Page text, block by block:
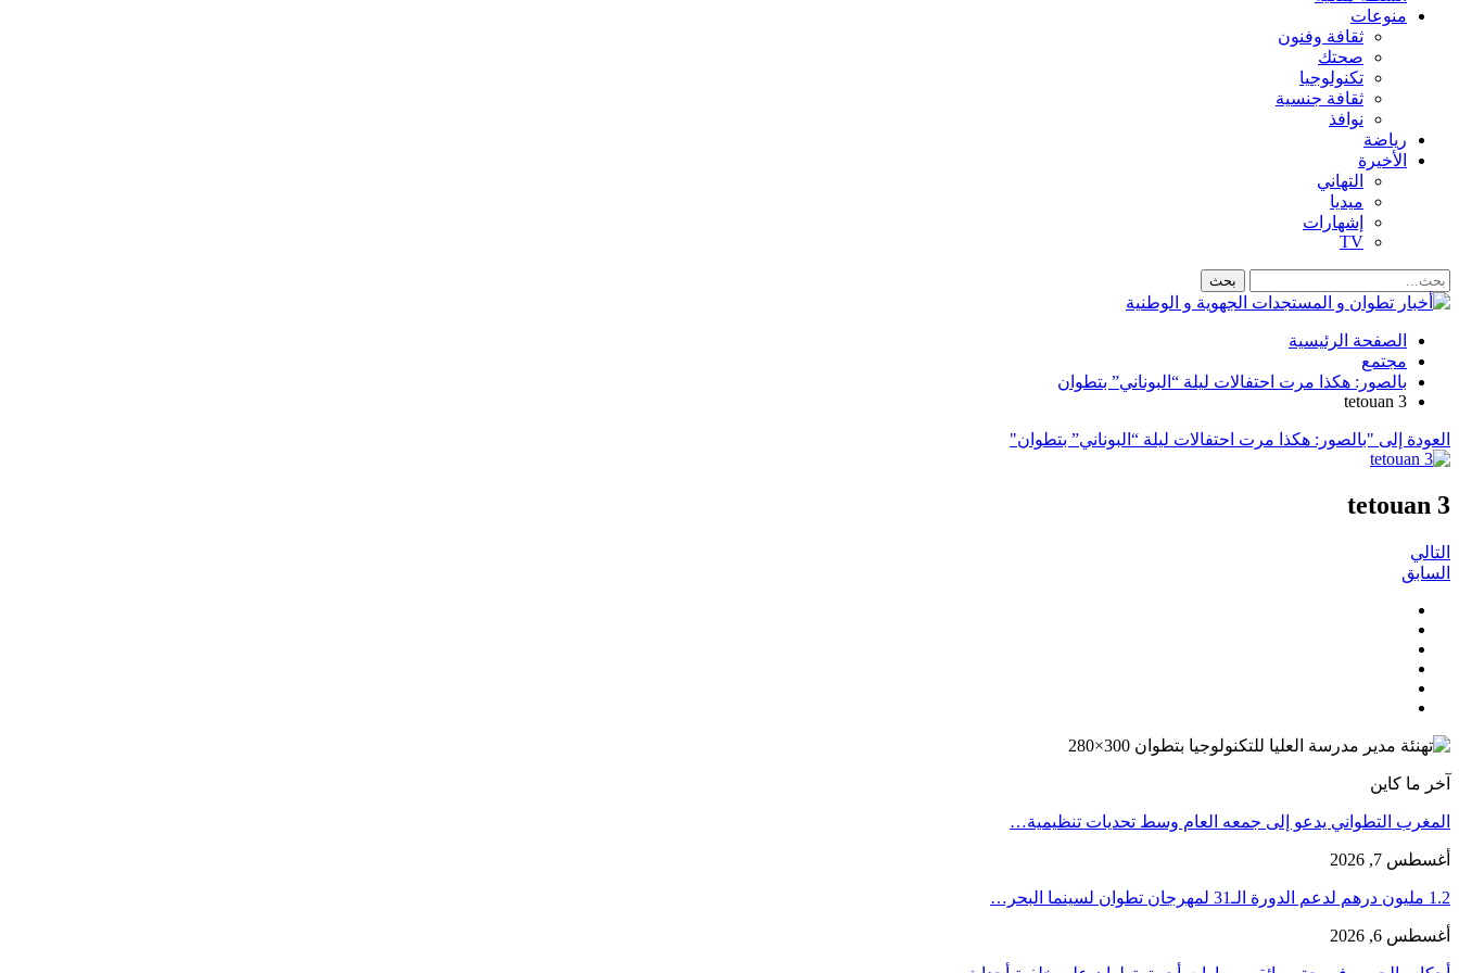
منوعات
ثقافة وفنون
صحتك
تكنولوجيا
ثقافة جنسية
نوافذ
رياضة
الأخيرة
التهاني
ميديا
إشهارات
TV
الصفحة الرئيسية
مجتمع
بالصور: هكذا مرت احتفالات ليلة “البوناني” بتطوان
tetouan 3
العودة إلى "بالصور: هكذا مرت احتفالات ليلة “البوناني” بتطوان"
tetouan 3
التالي
السابق
آخر ما كاين
المغرب التطواني يدعو إلى جمعه العام وسط تحديات تنظيمية…
أغسطس 7, 2026
1.2 مليون درهم لدعم الدورة الـ31 لمهرجان تطوان لسينما البحر…
أغسطس 6, 2026